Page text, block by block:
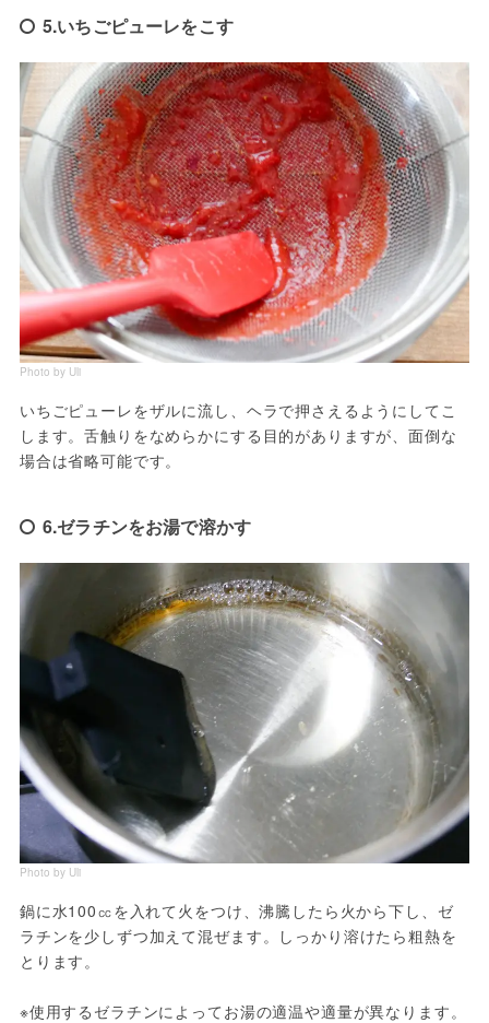
5.いちごピューレをこす
Photo by Uli
いちごピューレをザルに流し、ヘラで押さえるようにしてこ
します。舌触りをなめらかにする目的がありますが、面倒な
場合は省略可能です。
6.ゼラチンをお湯で溶かす
Photo by Uli
鍋に水100㏄を入れて火をつけ、沸騰したら火から下し、ゼ
ラチンを少しずつ加えて混ぜます。しっかり溶けたら粗熱を
とります。
※使用するゼラチンによってお湯の適温や適量が異なります。